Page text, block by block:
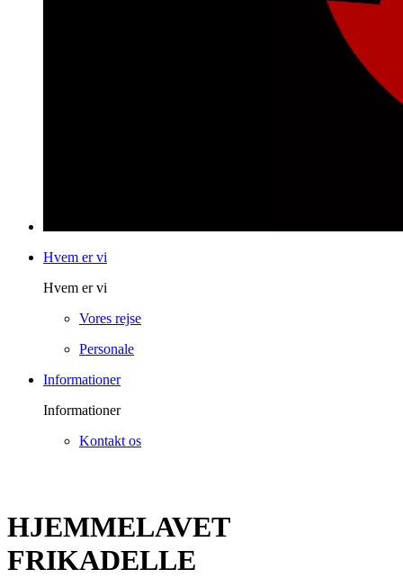
Hvem er vi
Hvem er vi
Vores rejse
Personale
Informationer
Informationer
Kontakt os
HJEMMELAVET
FRIKADELLE